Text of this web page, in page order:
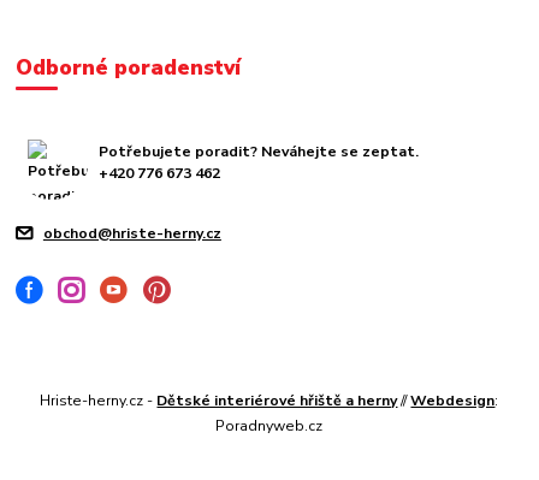
Odborné poradenství
Potřebujete poradit? Neváhejte se zeptat.
+420 776 673 462
obchod@hriste-herny.cz
Hriste-herny.cz - Dětské interiérové hřiště a herny//Webdesign:
Poradnyweb.cz